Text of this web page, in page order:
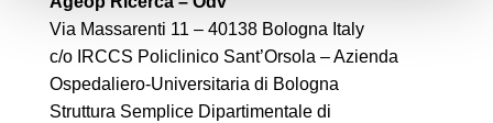
Via Massarenti 11 – 40138 Bologna Italy
c/o IRCCS Policlinico Sant’Orsola – Azienda
Ospedaliero-Universitaria di Bologna
Struttura Semplice Dipartimentale di